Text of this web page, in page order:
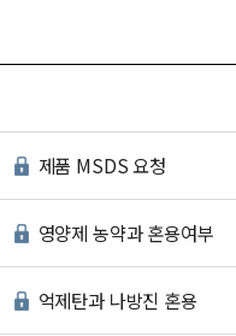
제품 MSDS 요청
영양제 농약과 혼용여부
억제탄과 나방진 혼용